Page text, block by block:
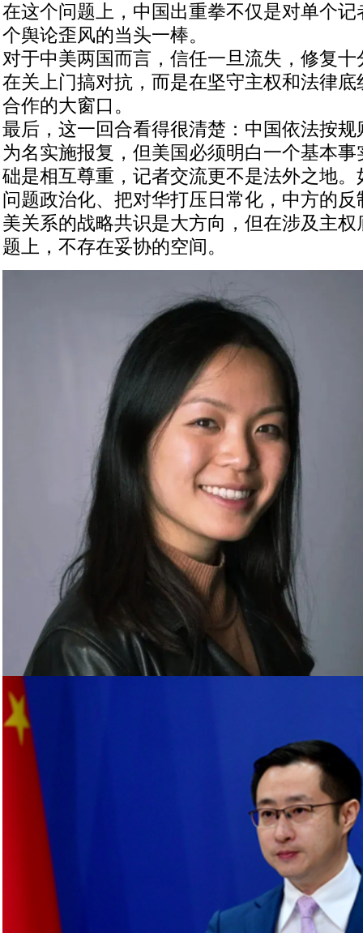
在这个问题上，中国出重拳不仅是对单个
个舆论歪风的当头一棒。
对于中美两国而言，信任一旦流失，修复
在关上门搞对抗，而是在坚守主权和法律
合作的大窗口。
最后，这一回合看得很清楚：中国依法按
为名实施报复，但美国必须明白一个基本
础是相互尊重，记者交流更不是法外之地
问题政治化、把对华打压日常化，中方的
美关系的战略共识是大方向，但在涉及主
题上，不存在妥协的空间。